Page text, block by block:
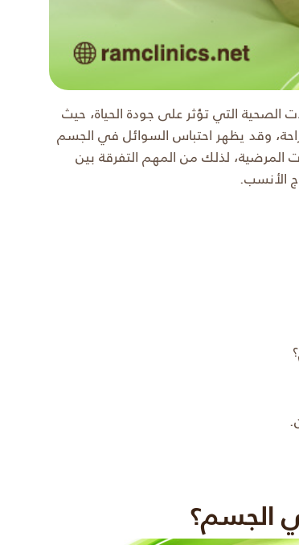
الصحية التي تؤثر على جودة الحياة، حيث
وقد يظهر احتباس السوائل في الجسم
المرضية، لذلك من المهم التفرقة بين
الأنسب.
الجسم؟